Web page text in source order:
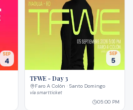
SEP
4
SEP
5
TFWE - Day 3
Faro A Colón · Santo Domingo
víasmartticket
05:00 PM